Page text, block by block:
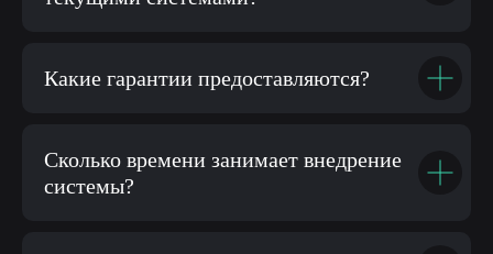
Какие гарантии предоставляются?
Сколько времени занимает внедрение
системы?